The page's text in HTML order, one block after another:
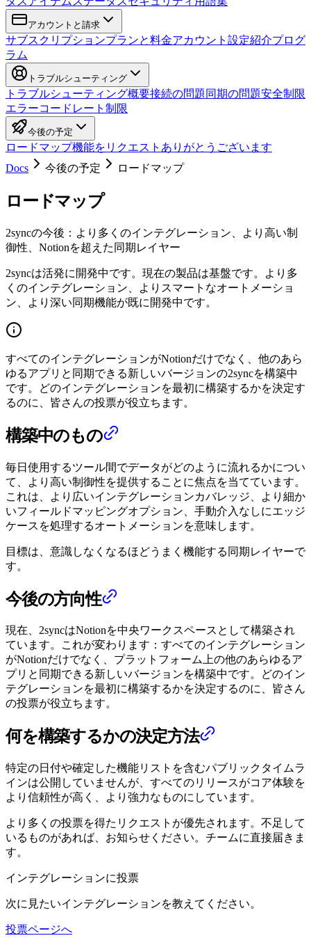
アカウントと請求
サブスクリプションプランと料金アカウント設定紹介プログ
ラム
トラブルシューティング
トラブルシューティング概要接続の問題 同期の問題安全制限
エラーコード レート制限
今後の予定
ロードマップ機能をリクエスト ありがとうございます
Docs
今後の予定 ロードマップ
ロードマップ
2syncの今後：より多くのインテグレーション、より高い制
御性、Notionを超えた同期レイヤー
2syncは活発に開発中です。現在の製品は基盤です。より多
くのインテグレーション、よりスマートなオートメーショ
ン、より深い同期機能が既に開発中です。
すべてのインテグレーションがNotionだけでなく、他のあら
ゆるアプリと同期できる新しいバージョンの2syncを構築中
です。どのインテグレーションを最初に構築するかを決定す
るのに、皆さんの投票が役立ちます。
構築中のもの
毎日使用するツール間でデータがどのように流れるかについ
て、より高い制御性を提供することに焦点を当てています。
これは、より広いインテグレーションカバレッジ、より細か
いフィールドマッピングオプション、手動介入なしにエッジ
ケースを処理するオートメーションを意味します。
目標は、意識しなくなるほどうまく機能する同期レイヤーで
す。
今後の方向性
現在、2syncはNotionを中央ワークスペースとして構築され
ています。これが変わります：すべてのインテグレーション
がNotionだけでなく、プラットフォーム上の他のあらゆるア
プリと同期できる新しいバージョンを構築中です。どのイン
テグレーションを最初に構築するかを決定するのに、皆さん
の投票が役立ちます。
何を構築するかの決定方法
特定の日付や確定した機能リストを含むパブリックタイムラ
インは公開していませんが、すべてのリリースがコア体験を
より信頼性が高く、より強力なものにしています。
より多くの投票を得たリクエストが優先されます。不足して
いるものがあれば、お知らせください。チームに直接届きま
す。
インテグレーションに投票
次に見たいインテグレーションを教えてください。
投票ページへ